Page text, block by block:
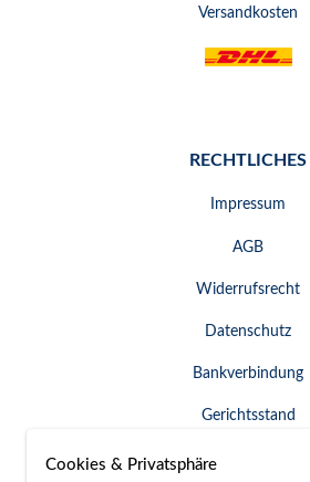
Versandkosten
RECHTLICHES
Impressum
AGB
Widerrufsrecht
Datenschutz
Bankverbindung
Gerichtsstand
Widerruf erklären
Cookies & Privatsphäre